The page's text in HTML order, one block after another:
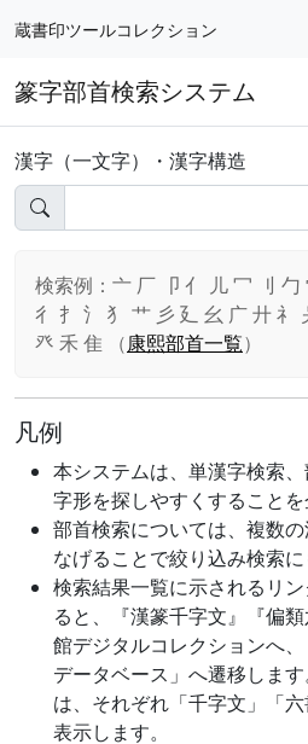
蔵書印ツールコレクション
篆字部首検索システム
漢字（一文字）・漢字構造
検索例：亠 厂 卩 亻 儿 冖 刂 勹
彳 扌 氵 犭 艹 彡 廴 幺 广 廾 礻
癶 禾 隹 （康熙部首一覧）
凡例
本システムは、単漢字検索
字形を探しやすくすることを
部首検索については、複数
なげることで絞り込み検索に
検索結果一覧に示されるリ
ると、『漢篆千字文』『偏
館デジタルコレクションへ
データベース」へ遷移しま
は、それぞれ「千字文」「
表示します。